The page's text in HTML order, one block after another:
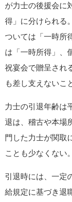
が力士の後援会に
得」に分けられる
ついては「一時所
は「一時所得」、
祝宴会で贈呈され
も差し支えないこ
力士の引退年齢は
退は、稽古や本場
門した力士が関取
ことも少なくない。
引退時には、一定
給規定に基づき退